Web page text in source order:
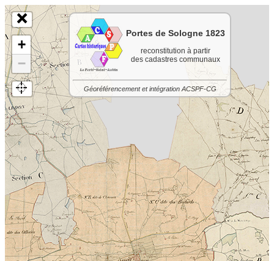
+
−
Portes de Sologne 1823
reconstitution à partir
des cadastres communaux
Géoréférencement et intégration ACSPF-CG